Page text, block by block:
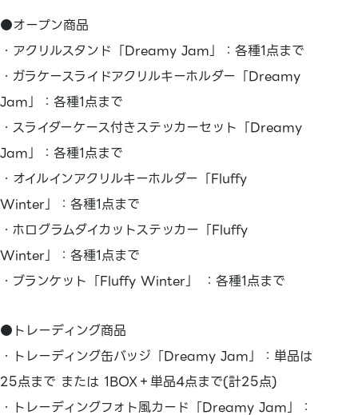
●オープン商品
・アクリルスタンド「Dreamy Jam」：各種1点まで
・ガラケースライドアクリルキーホルダー「Dreamy
Jam」：各種1点まで
・スライダーケース付きステッカーセット「Dreamy
Jam」：各種1点まで
・オイルインアクリルキーホルダー「Fluffy
Winter」：各種1点まで
・ホログラムダイカットステッカー「Fluffy
Winter」：各種1点まで
・ブランケット「Fluffy Winter」 ：各種1点まで
●トレーディング商品
・トレーディング缶バッジ「Dreamy Jam」：単品は
25点まで または 1BOX＋単品4点まで(計25点)
・トレーディングフォト風カード「Dreamy Jam」：